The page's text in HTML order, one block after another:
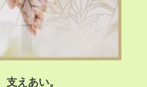
えあい。